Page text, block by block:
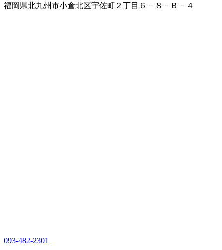
福岡県北九州市小倉北区宇佐町２丁目６－８－Ｂ－４
093-482-2301